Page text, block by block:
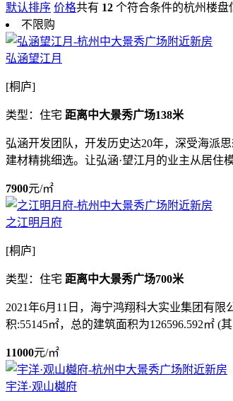
默认排序 价格共有 12 个符合条件的杭州楼盘
不限购
弘涵望江月
[桐庐]
类型：住宅 距离中大景秀广场138米
弘涵开发团队，开发历史达20年，深受海派
建材精挑细选。让弘涵·望江月的业主从居住
7900元/㎡
之江明月府
[桐庐]
类型：住宅 距离中大景秀广场700米
2021年6月11日，海宁鸿翔科大实业集团有
积:55145㎡，总的建筑面积为126596.592㎡ (
11000元/㎡
宇洋·观山樾府